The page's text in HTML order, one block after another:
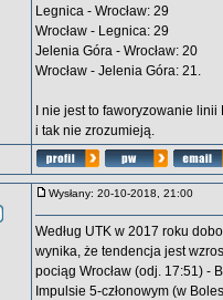
Legnica - Wrocław: 29
Wrocław - Legnica: 29
Jelenia Góra - Wrocław: 20
Wrocław - Jelenia Góra: 21.
I nie jest to faworyzowanie
i tak nie zrozumieją.
Wysłany: 20-10-2018, 21:00
Według UTK w 2017 roku
wynika, że tendencja jest
pociąg Wrocław (odj. 17:51) -
Impulsie 5-członowym (w